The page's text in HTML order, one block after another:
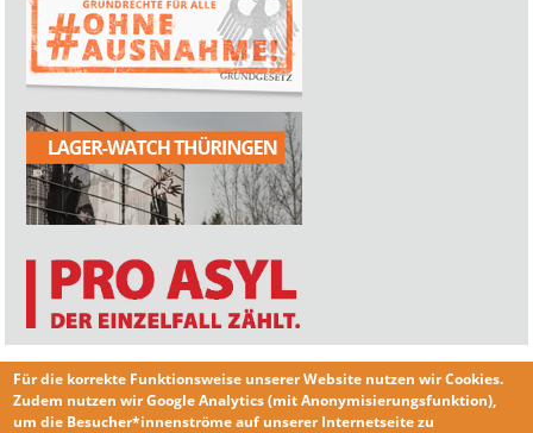
Für die korrekte Funktionsweise unserer Website nutzen wirCookies.
Zudem nutzen wirGoogle Analytics(mit Anonymisierungsfunktion),
um die Besucher*innenströme auf unserer Internetseite zu